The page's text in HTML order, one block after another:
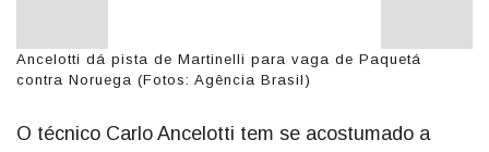
Ancelotti dá pista de Martinelli para vaga de Paquetá
contra Noruega (Fotos: Agência Brasil)
O técnico Carlo Ancelotti tem se acostumado a